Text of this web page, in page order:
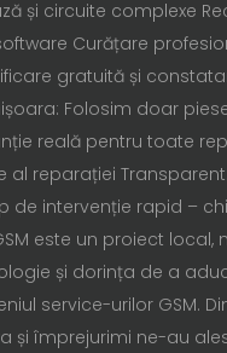
și circuite complexe
Curățare
gratuită și
Folosim doar
reală pentru toate
al reparației
de intervenție rapid –
este un proiect
și dorința de a
service-urilor GSM.
și împrejurimi ne-au